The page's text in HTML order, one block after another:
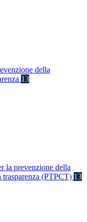
della
13
la prevenzione della
trasparenza (PTPCT) 13